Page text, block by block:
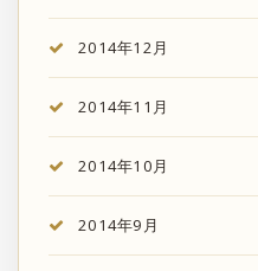
2014年12月
2014年11月
2014年10月
2014年9月